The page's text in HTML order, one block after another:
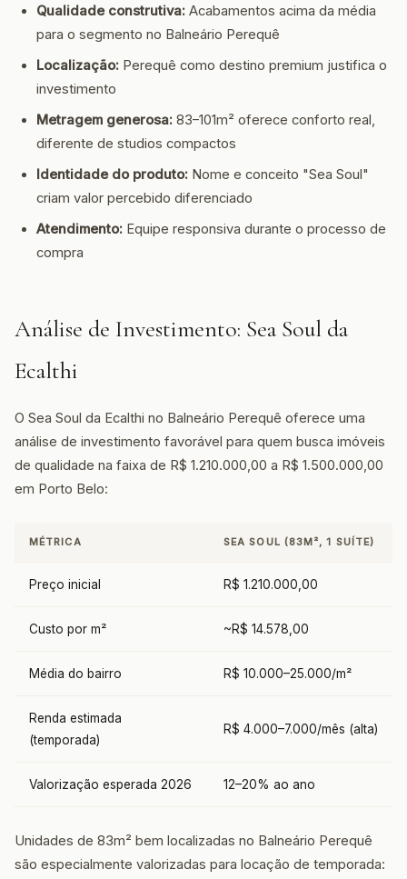
Qualidade construtiva: Acabamentos acima da média
para o segmento no Balneário Perequê
Localização: Perequê como destino premium justifica o
investimento
Metragem generosa: 83–101m² oferece conforto real,
diferente de studios compactos
Identidade do produto: Nome e conceito "Sea Soul"
criam valor percebido diferenciado
Atendimento: Equipe responsiva durante o processo de
compra
Análise de Investimento: Sea Soul da
Ecalthi
O Sea Soul da Ecalthi no Balneário Perequê oferece uma
análise de investimento favorável para quem busca imóveis
de qualidade na faixa de R$ 1.210.000,00 a R$ 1.500.000,00
em Porto Belo:
MÉTRICA SEA SOUL (83M², 1 SUÍTE)
Preço inicial R$ 1.210.000,00
Custo por m² ~R$ 14.578,00
Média do bairro R$ 10.000–25.000/m²
Renda estimada
(temporada)
R$ 4.000–7.000/mês (alta)
Valorização esperada 2026 12–20% ao ano
Unidades de 83m² bem localizadas no Balneário Perequê
são especialmente valorizadas para locação de temporada: